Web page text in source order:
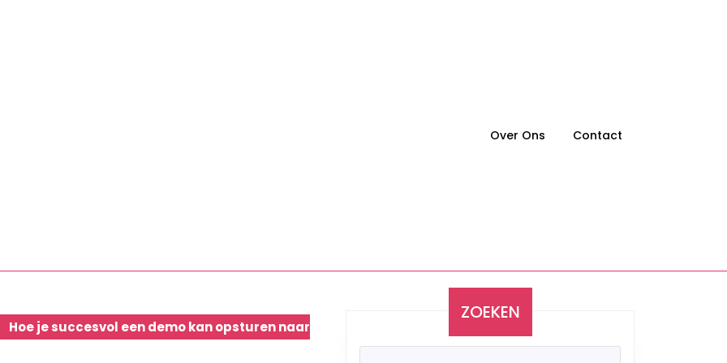
Over Ons Contact
Hoe je succesvol een demo kan opsturen naar
ZOEKEN